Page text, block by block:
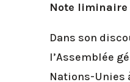
Note liminaire
Dans son
l’Assemblée
Nations-Unies